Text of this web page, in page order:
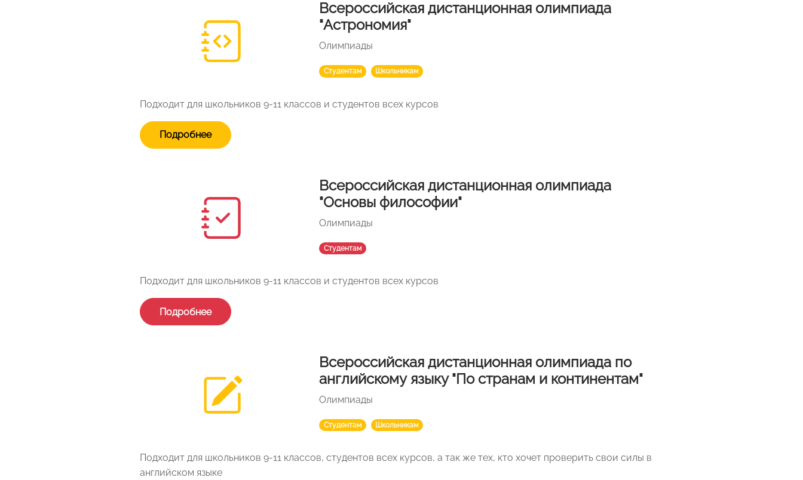
Всероссийская дистанционная олимпиада
"Астрономия"
Олимпиады
Студентам Школьникам
Подходит для школьников 9-11 классов и студентов всех курсов
Подробнее
Всероссийская дистанционная олимпиада
"Основы философии"
Олимпиады
Студентам
Подходит для школьников 9-11 классов и студентов всех курсов
Подробнее
Всероссийская дистанционная олимпиада по
английскому языку "По странам и континентам"
Олимпиады
Студентам Школьникам
Подходит для школьников 9-11 классов, студентов всех курсов, а так же тех, кто хочет проверить свои силы в
английском языке